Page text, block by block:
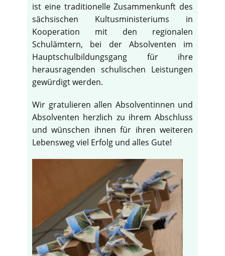
ist eine traditionelle Zusammenkunft des
sächsischen Kultusministeriums in
Kooperation mit den regionalen
Schulämtern, bei der Absolventen im
Hauptschulbildungsgang für ihre
herausragenden schulischen Leistungen
gewürdigt werden.
Wir gratulieren allen Absolventinnen und
Absolventen herzlich zu ihrem Abschluss
und wünschen ihnen für ihren weiteren
Lebensweg viel Erfolg und alles Gute!